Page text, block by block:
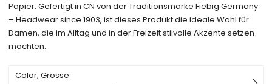
Papier. Gefertigt in CN von der Traditionsmarke Fiebig Germany
– Headwear since 1903, ist dieses Produkt die ideale Wahl für
Damen, die im Alltag und in der Freizeit stilvolle Akzente setzen
möchten.
Color, Grösse